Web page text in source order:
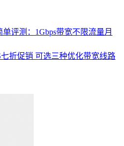
评测：1Gbps带宽不限流量月
折促销 可选三种优化带宽线路